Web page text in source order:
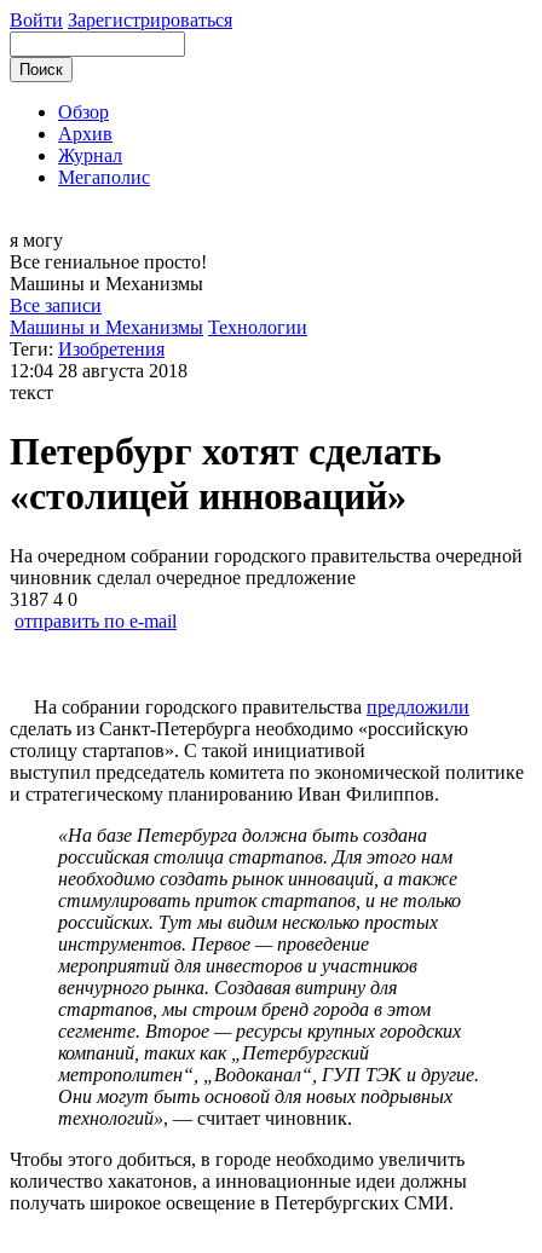
Войти Зарегистрироваться
Обзор
Архив
Журнал
Мегаполис
я могу
Все гениальное просто!
Машины и Механизмы
Все записи
Машины и Механизмы Технологии
Теги: Изобретения
12:04 28 августа 2018
текст
Петербург хотят сделать
«столицей инноваций»
На очередном собрании городского правительства очередной
чиновник сделал очередное предложение
3187 4 0
отправить по e-mail
На собрании городского правительства предложили
сделать из Санкт-Петербурга необходимо «российскую
столицу стартапов». С такой инициативой
выступил председатель комитета по экономической политике
и стратегическому планированию Иван Филиппов.
«На базе Петербурга должна быть создана
российская столица стартапов. Для этого нам
необходимо создать рынок инноваций, а также
стимулировать приток стартапов, и не только
российских. Тут мы видим несколько простых
инструментов. Первое — проведение
мероприятий для инвесторов и участников
венчурного рынка. Создавая витрину для
стартапов, мы строим бренд города в этом
сегменте. Второе — ресурсы крупных городских
компаний, таких как „Петербургский
метрополитен“, „Водоканал“, ГУП ТЭК и другие.
Они могут быть основой для новых подрывных
технологий», — считает чиновник.
Чтобы этого добиться, в городе необходимо увеличить
количество хакатонов, а инновационные идеи должны
получать широкое освещение в Петербургских СМИ.